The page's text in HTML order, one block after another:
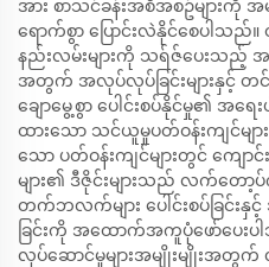
အား စာသင်ခန်းအစီအစဥ်များကို
ရောက်စွာ ပြောင်းလဲနိုင်စေပါသည်
နည်းလမ်းများကို သရ်ဇ်ပေးသည့် အဖွဲ့
အတွက် အလုပ်လုပ်ခြင်းများနှင့် တင်
ချောမွေ့စွာ ပေါင်းစပ်နိုင်မှု၏ အရ
ထားသော သင်ယူမှုပတ်ဝန်းကျင်မျ
သော ပတ်ဝန်းကျင်များတွင် ကျော
များ၏ ဒီဇိုင်းများသည် လက်တော့ပ်
တက်ဘလက်များ ပေါင်းစပ်ခြင်းနှ
ခြင်းကို အထောက်အကူပုံဖော်ပေး
လုပ်ဆောင်မှုများအမျိုးမျိုးအ